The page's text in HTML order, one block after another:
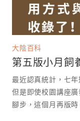
大陰百科
第五版小月飼
最近認真統計，七
但是即使校園講座
腳步，這個月再版